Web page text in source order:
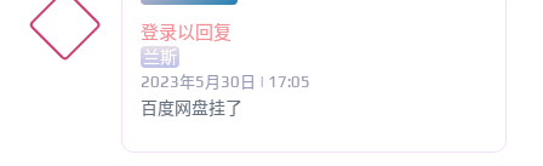
登录以回复
兰斯
2023年5月30日 | 17:05
百度网盘挂了